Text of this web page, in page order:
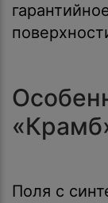
Поля с